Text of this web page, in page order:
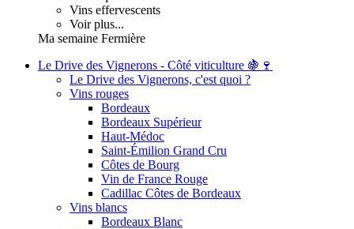
Vins effervescents
Voir plus...
Ma semaine Fermière
Le Drive des Vignerons - Côté viticulture 🍇🍷
Le Drive des Vignerons, c'est quoi ?
Vins rouges
Bordeaux
Bordeaux Supérieur
Haut-Médoc
Saint-Émilion Grand Cru
Côtes de Bourg
Vin de France Rouge
Cadillac Côtes de Bordeaux
Vins blancs
Bordeaux Blanc